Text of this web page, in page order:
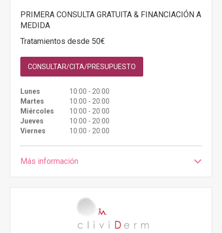
PRIMERA CONSULTA GRATUITA & FINANCIACIÓN A
MEDIDA
Tratamientos desde 50€
CONSULTAR/CITA/PRESUPUESTO
Lunes
10:00 - 20:00
Martes
10:00 - 20:00
Miércoles
10:00 - 20:00
Jueves
10:00 - 20:00
Viernes
10:00 - 20:00
Más información